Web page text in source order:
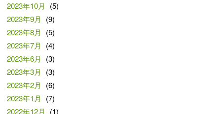
2023年10月
(5)
2023年9月
(9)
2023年8月
(5)
2023年7月
(4)
2023年6月
(3)
2023年3月
(3)
2023年2月
(6)
2023年1月
(7)
2022年12月
(1)